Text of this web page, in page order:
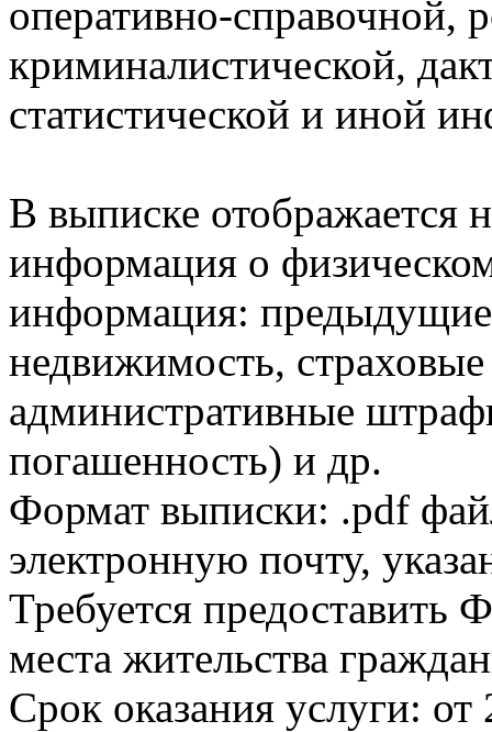
оперативно-справочной,
криминалистической,
статистической и иной
В выписке отображается
информация о
информация:
недвижимость,
административные
погашенность) и др.
Формат выписки: .pdf
электронную почту,
Требуется
места жительства
Срок оказания услуги: от